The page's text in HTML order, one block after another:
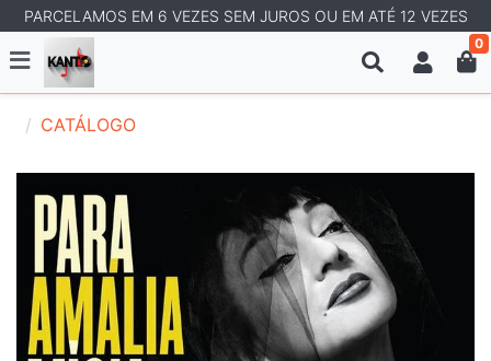
PARCELAMOS EM 6 VEZES SEM JUROS OU EM ATÉ 12 VEZES
0
CATÁLOGO